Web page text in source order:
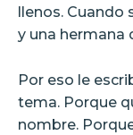
llenos.
y una hermana
Por eso le
tema. Porque
nombre.